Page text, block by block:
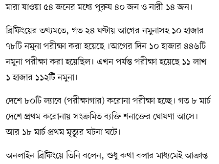
মারা যাওয়া ৫৪ জনের মধ্যে পুরুষ ৪০ জন ও নারী ১৪ জন।
ব্রিফিংয়ের তথ্যমতে, গত ২৪ ঘণ্টায় আগের নমুনাসহ ১০ হাজার
৭৮টি নমুনা পরীক্ষা করা হয়েছে ।আগের দিন ১০ হাজার ৪৪৬টি
নমুনা পরীক্ষা করা হয়েছিল। এখন পর্যন্ত পরীক্ষা হয়েছে ১১ লাখ
১ হাজার ১১২টি নমুনা।
দেশে ৮০টি ল্যাবে (পরীক্ষাগার) করোনা পরীক্ষা হচ্ছে। গত ৮ মার্চ
দেশে প্রথম করোনায় সংক্রমিত ব্যক্তি শনাক্তের ঘোষণা আসে।
আর ১৮ মার্চ প্রথম মৃত্যুর ঘটনা ঘটে।
অনলাইন ব্রিফিংয়ে তিনি বলেন, শুধু কথা বলার মাধ্যমেই আক্রান্ত